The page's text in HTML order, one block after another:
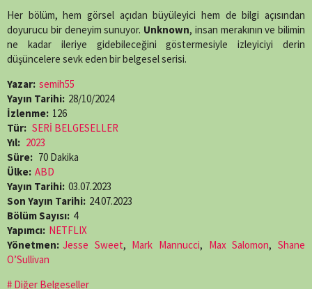
Her bölüm, hem görsel açıdan büyüleyici hem de bilgi açısından
doyurucu bir deneyim sunuyor. Unknown, insan merakının ve bilimin
ne kadar ileriye gidebileceğini göstermesiyle izleyiciyi derin
düşüncelere sevk eden bir belgesel serisi.
Yazar: semih55
Yayın Tarihi: 28/10/2024
İzlenme: 126
Tür: SERİ BELGESELLER
Yıl: 2023
Süre: 70 Dakika
Ülke: ABD
Yayın Tarihi: 03.07.2023
Son Yayın Tarihi: 24.07.2023
Bölüm Sayısı: 4
Yapımcı: NETFLIX
Yönetmen: Jesse Sweet, Mark Mannucci, Max Salomon,Shane
O’Sullivan
Diğer Belgeseller